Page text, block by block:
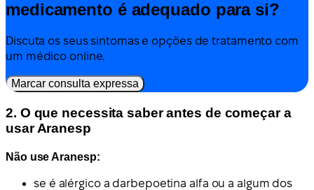
medicamento é adequado para si?
Discuta os seus sintomas e opções de tratamento com
um médico online.
Marcar consulta expressa
2. O que necessita saber antes de começar a
usar Aranesp
Não use Aranesp:
se é alérgico a darbepoetina alfa ou a algum dos